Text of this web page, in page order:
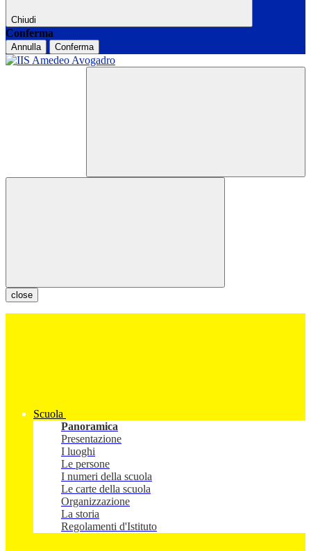
Chiudi
Conferma
Annulla Conferma
close
Scuola
Panoramica
Presentazione
I luoghi
Le persone
I numeri della scuola
Le carte della scuola
Organizzazione
La storia
Regolamenti d'Istituto